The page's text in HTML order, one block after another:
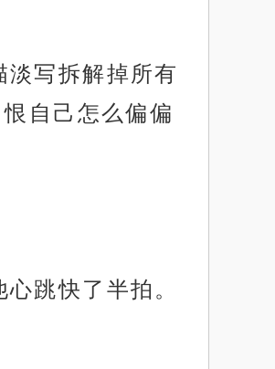
写拆解掉所有
自己怎么偏偏
跳快了半拍。